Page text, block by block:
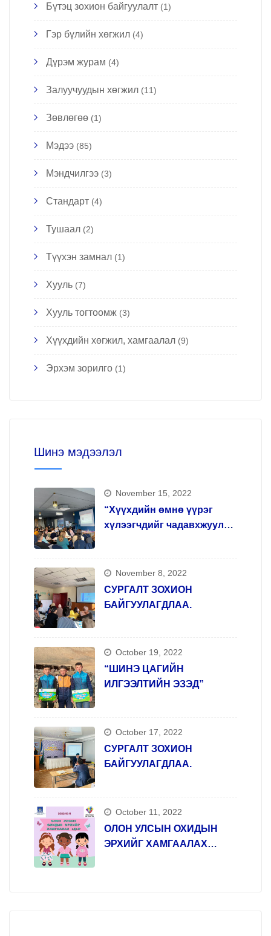
Бүтэц зохион байгуулалт (1)
Гэр бүлийн хөгжил (4)
Дүрэм журам (4)
Залуучуудын хөгжил (11)
Зөвлөгөө (1)
Мэдээ (85)
Мэндчилгээ (3)
Стандарт (4)
Тушаал (2)
Түүхэн замнал (1)
Хууль (7)
Хууль тогтоомж (3)
Хүүхдийн хөгжил, хамгаалал (9)
Эрхэм зорилго (1)
Шинэ мэдээлэл
November 15, 2022
“Хүүхдийн өмнө үүрэг
хүлээгчдийг чадавхжуулах,
явууллаа.
November 8, 2022
СУРГАЛТ ЗОХИОН
БАЙГУУЛАГДЛАА.
October 19, 2022
“ШИНЭ ЦАГИЙН
ИЛГЭЭЛТИЙН ЭЗЭД”
October 17, 2022
СУРГАЛТ ЗОХИОН
БАЙГУУЛАГДЛАА.
October 11, 2022
ОЛОН УЛСЫН ОХИДЫН
ЭРХИЙГ ХАМГААЛАХ